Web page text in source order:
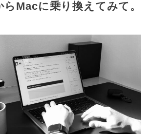
Macに乗り換えてみて。